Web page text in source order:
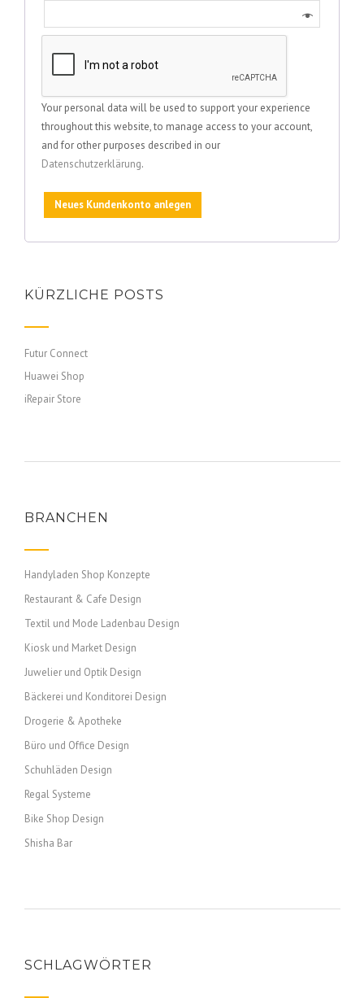
Your personal data will be used to support your experience
throughout this website, to manage access to your account,
and for other purposes described in our
Datenschutzerklärung.
Neues Kundenkonto anlegen
KÜRZLICHE POSTS
Futur Connect
Huawei Shop
iRepair Store
BRANCHEN
Handyladen Shop Konzepte
Restaurant & Cafe Design
Textil und Mode Ladenbau Design
Kiosk und Market Design
Juwelier und Optik Design
Bäckerei und Konditorei Design
Drogerie & Apotheke
Büro und Office Design
Schuhläden Design
Regal Systeme
Bike Shop Design
Shisha Bar
SCHLAGWÖRTER